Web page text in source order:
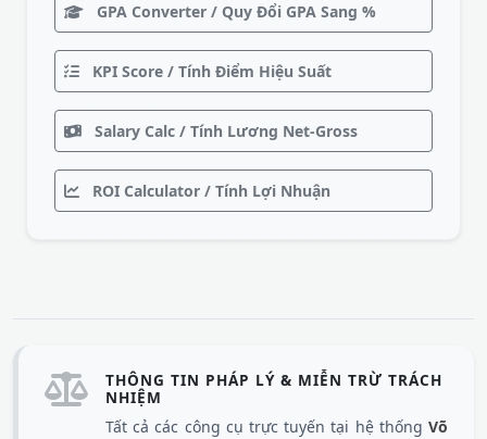
GPA Converter / Quy Đổi GPA Sang %
KPI Score / Tính Điểm Hiệu Suất
Salary Calc / Tính Lương Net-Gross
ROI Calculator / Tính Lợi Nhuận
THÔNG TIN PHÁP LÝ & MIỄN TRỪ TRÁCH
NHIỆM
Tất cả các công cụ trực tuyến tại hệ thống Võ